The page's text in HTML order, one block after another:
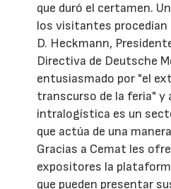
que duró el certamen.
los visitantes procedían
D. Heckmann,
Directiva de Deutsche
entusiasmado por "el
transcurso de la feria" y
intralogística es un
que actúa de una
Gracias a Cemat les
expositores la
que pueden presentar